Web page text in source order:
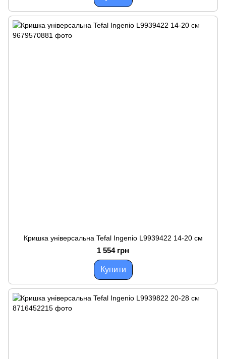
Кришка універсальна Tefal Ingenio L9939422 14-20 см
1 554 грн
Купити